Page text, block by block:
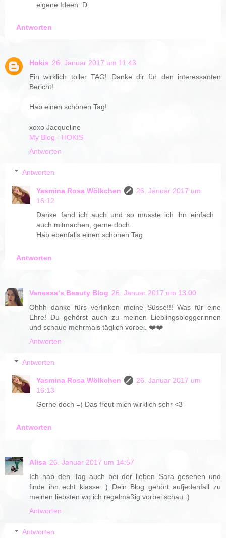
eigene Ideen :D
Antworten
Hokis 26. Januar 2017 um 11:43
Ein wirklich toller TAG! Danke dir für den interessanten
Bericht!
Hab einen schönen Tag!
xoxo Jacqueline
My Blog - HOKIS
Antworten
Antworten
Yasmina Rosa Wölkchen
26. Januar 2017 um
16:12
Danke fand ich auch und so musste ich ihn einfach
auch mitmachen, gerne doch.
Hab ebenfalls einen schönen Tag
Antworten
Vanessa‘s Beauty Blog 26. Januar 2017 um 13:00
Ohhh danke fürs verlinken meine Süsse!!! Was für eine
Ehre! Du gehörst auch zu meinen Lieblingsbloggerinnen
und schaue mehrmals täglich vorbei. ❤️❤️
Antworten
Antworten
Yasmina Rosa Wölkchen
26. Januar 2017 um
16:13
Gerne doch =) Das freut mich wirklich sehr <3
Antworten
Alisa 26. Januar 2017 um 14:57
Ich hab den Tag auch bei der lieben Sara gesehen und
finde ihn echt klasse :) Dein Blog gehört aufjedenfall zu
meinen liebsten wo ich regelmäßig vorbei schau :)
Antworten
Antworten